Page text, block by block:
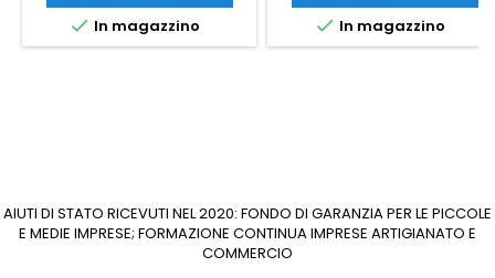
 In magazzino  In magazzino
AIUTI DI STATO RICEVUTI NEL 2020: FONDO DI GARANZIA PER LE PICCOLE
E MEDIE IMPRESE; FORMAZIONE CONTINUA IMPRESE ARTIGIANATO E
COMMERCIO